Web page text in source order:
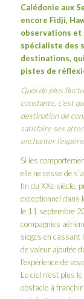
Calédonie aux
encore Fidji,
observations et
spécialiste des
destinations,
pistes de
Quoi de plus
constante, c’est
destination de
satisfaire ses
enchanter
Si les
elle ne cesse de
fin du XXe siècle,
exceptionnel dans
le 11 septembre
compagnies
sièges en cassant
de valeur ajoutée
l’expérience de
Le ciel n’est plus
obstacle à franchir